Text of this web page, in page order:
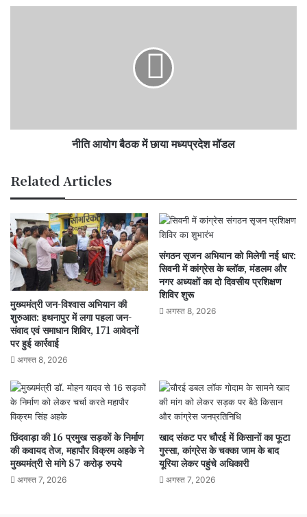
नीति आयोग बैठक में छाया मध्यप्रदेश मॉडल
Related Articles
मुख्यमंत्री जन-विश्वास अभियान की
शुरुआत: हथनापुर में लगा पहला जन-
संवाद एवं समाधान शिविर, 171 आवेदनों
पर हुई कार्रवाई
अगस्त 8, 2026
संगठन सृजन अभियान को मिलेगी नई धार:
सिवनी में कांग्रेस के ब्लॉक, मंडलम और
नगर अध्यक्षों का दो दिवसीय प्रशिक्षण
शिविर शुरू
अगस्त 8, 2026
छिंदवाड़ा की 16 प्रमुख सड़कों के निर्माण
की कवायद तेज, महापौर विक्रम अहके ने
मुख्यमंत्री से मांगे 87 करोड़ रुपये
अगस्त 7, 2026
खाद संकट पर चौरई में किसानों का फूटा
गुस्सा, कांग्रेस के चक्का जाम के बाद
यूरिया लेकर पहुंचे अधिकारी
अगस्त 7, 2026